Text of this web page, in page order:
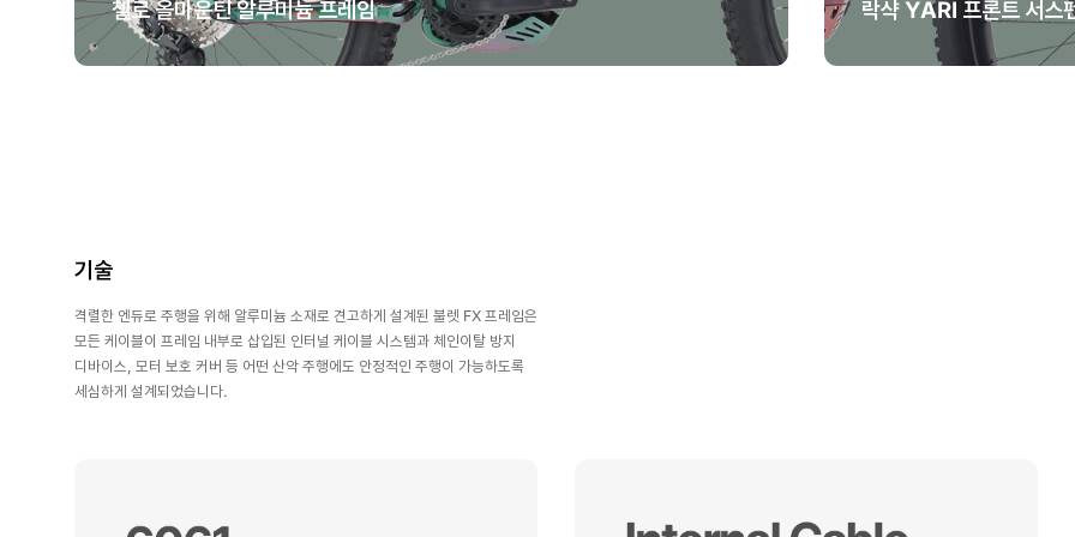
첼로 올마운틴 알루미늄 프레임 락샥 YARI 프론트 서스
기술
격렬한 엔듀로 주행을 위해 알루미늄 소재로 견고하게 설계된 불렛 FX 프레임은
모든 케이블이 프레임 내부로 삽입된 인터널 케이블 시스템과 체인이탈 방지
디바이스, 모터 보호 커버 등 어떤 산악 주행에도 안정적인 주행이 가능하도록
세심하게 설계되었습니다.